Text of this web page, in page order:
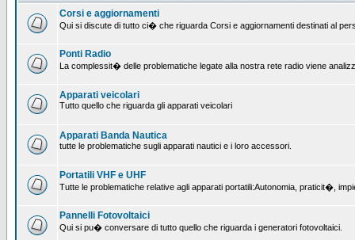
Corsi e aggiornamenti
Qui si discute di tutto ci� che riguarda Corsi e aggiornamenti destinati al
Ponti Radio
La complessit� delle problematiche legate alla nostra rete radio viene
Apparati veicolari
Tutto quello che riguarda gli apparati veicolari
Apparati Banda Nautica
tutte le problematiche sugli apparati nautici e i loro accessori.
Portatili VHF e UHF
Tutte le problematiche relative agli apparati portatili:Autonomia, praticit�,
Pannelli Fotovoltaici
Qui si pu� conversare di tutto quello che riguarda i generatori fotovoltaici.